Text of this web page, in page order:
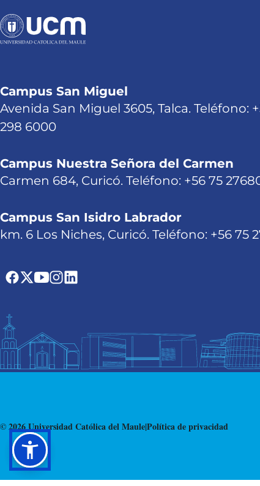
Campus San Miguel
Avenida San Miguel 3605, Talca. Teléfono:
298 6000
Campus Nuestra Señora del Carmen
Carmen 684, Curicó. Teléfono: +56 75
Campus San Isidro Labrador
km. 6 Los Niches, Curicó. Teléfono: +56 75
© 2026 Universidad Católica del Maule|Política de privacidad